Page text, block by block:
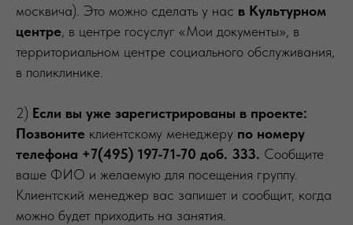
москвича). Это можно сделать у нас в Культурном
центре, в центре госуслуг «Мои документы», в
территориальном центре социального обслуживания,
в поликлинике.
2) Если вы уже зарегистрированы в проекте:
Позвоните клиентскому менеджеру по номеру
телефона +7(495) 197-71-70 доб. 333. Сообщите
ваше ФИО и желаемую для посещения группу.
Клиентский менеджер вас запишет и сообщит, когда
можно будет приходить на занятия.